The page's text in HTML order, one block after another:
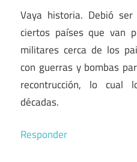
Vaya historia. Debió
ciertos países que van
militares cerca de los
con guerras y bombas
recontrucción, lo cual
décadas.
Responder